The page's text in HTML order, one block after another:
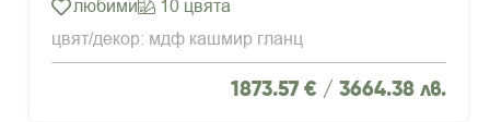
любими
10 цвята
цвят/декор: мдф кашмир гланц
1873.57 € / 3664.38 лв.